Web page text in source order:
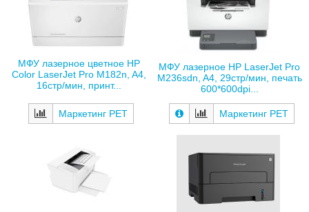
МФУ лазерное цветное HP
Color LaserJet Pro M182n, A4,
16стр/мин, принт...
Маркетинг РЕТ
МФУ лазерное HP LaserJet Pro
M236sdn, A4, 29стр/мин, печать
600*600dpi...
Маркетинг РЕТ